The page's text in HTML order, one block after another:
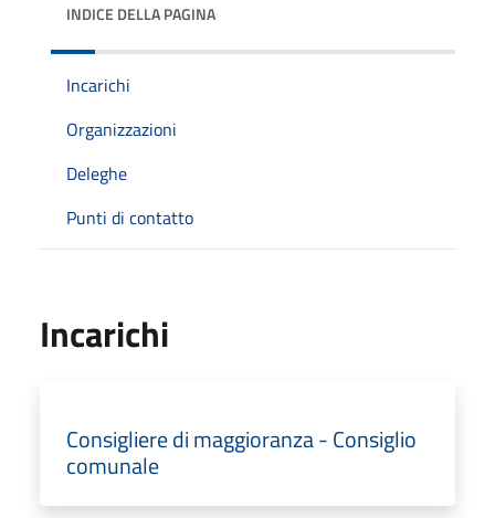
INDICE DELLA PAGINA
Incarichi
Organizzazioni
Deleghe
Punti di contatto
Incarichi
Consigliere di maggioranza - Consiglio
comunale